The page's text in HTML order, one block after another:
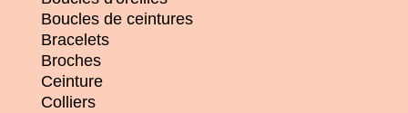
Boucles de ceintures
Bracelets
Broches
Ceinture
Colliers